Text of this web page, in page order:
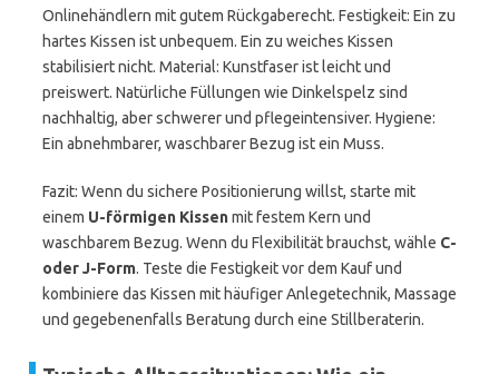
Onlinehändlern mit gutem Rückgaberecht. Festigkeit: Ein zu
hartes Kissen ist unbequem. Ein zu weiches Kissen
stabilisiert nicht. Material: Kunstfaser ist leicht und
preiswert. Natürliche Füllungen wie Dinkelspelz sind
nachhaltig, aber schwerer und pflegeintensiver. Hygiene:
Ein abnehmbarer, waschbarer Bezug ist ein Muss.
Fazit: Wenn du sichere Positionierung willst, starte mit
einem U-förmigen Kissenmit festem Kern und
waschbarem Bezug. Wenn du Flexibilität brauchst, wähle C-
oder J-Form. Teste die Festigkeit vor dem Kauf und
kombiniere das Kissen mit häufiger Anlegetechnik, Massage
und gegebenenfalls Beratung durch eine Stillberaterin.